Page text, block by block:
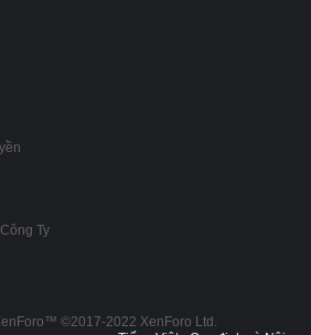
Ty
©2017-2022 XenForo Ltd.